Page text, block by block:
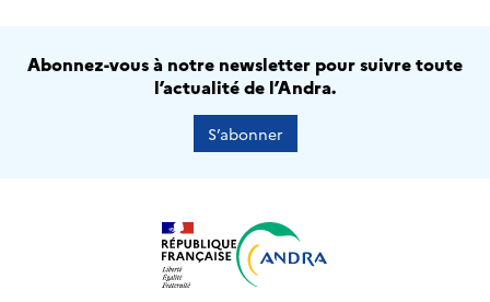
Abonnez-vous à notre newsletter pour suivre toute
l’actualité de l’Andra.
S’abonner